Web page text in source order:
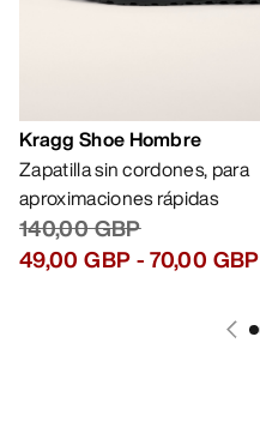
Kragg Shoe Hombre
Zapatilla sin cordones, para
aproximaciones rápidas
140,00 GBP
49,00 GBP-70,00 GBP